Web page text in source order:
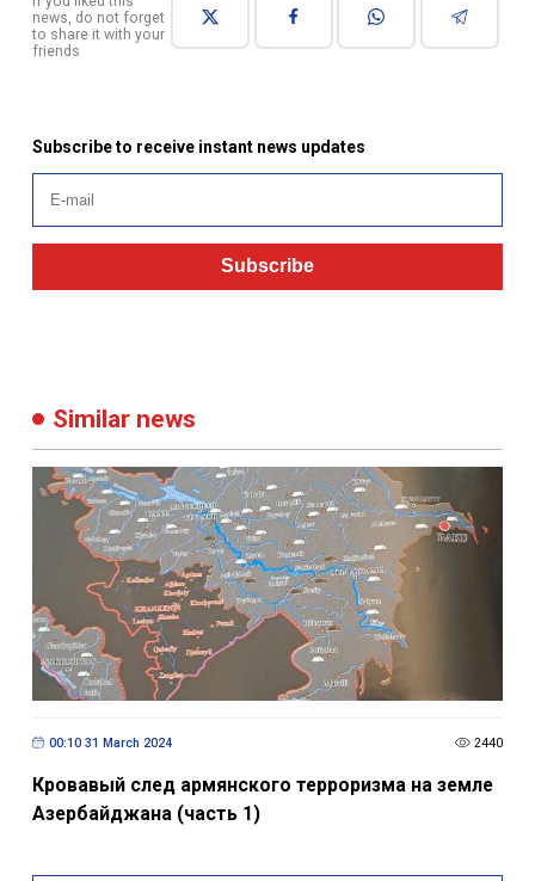
Subscribe to receive instant news updates
Subscribe
00:10 31 March 2024
Кровавый след армянского терроризма на земле
Азербайджана (часть 1)